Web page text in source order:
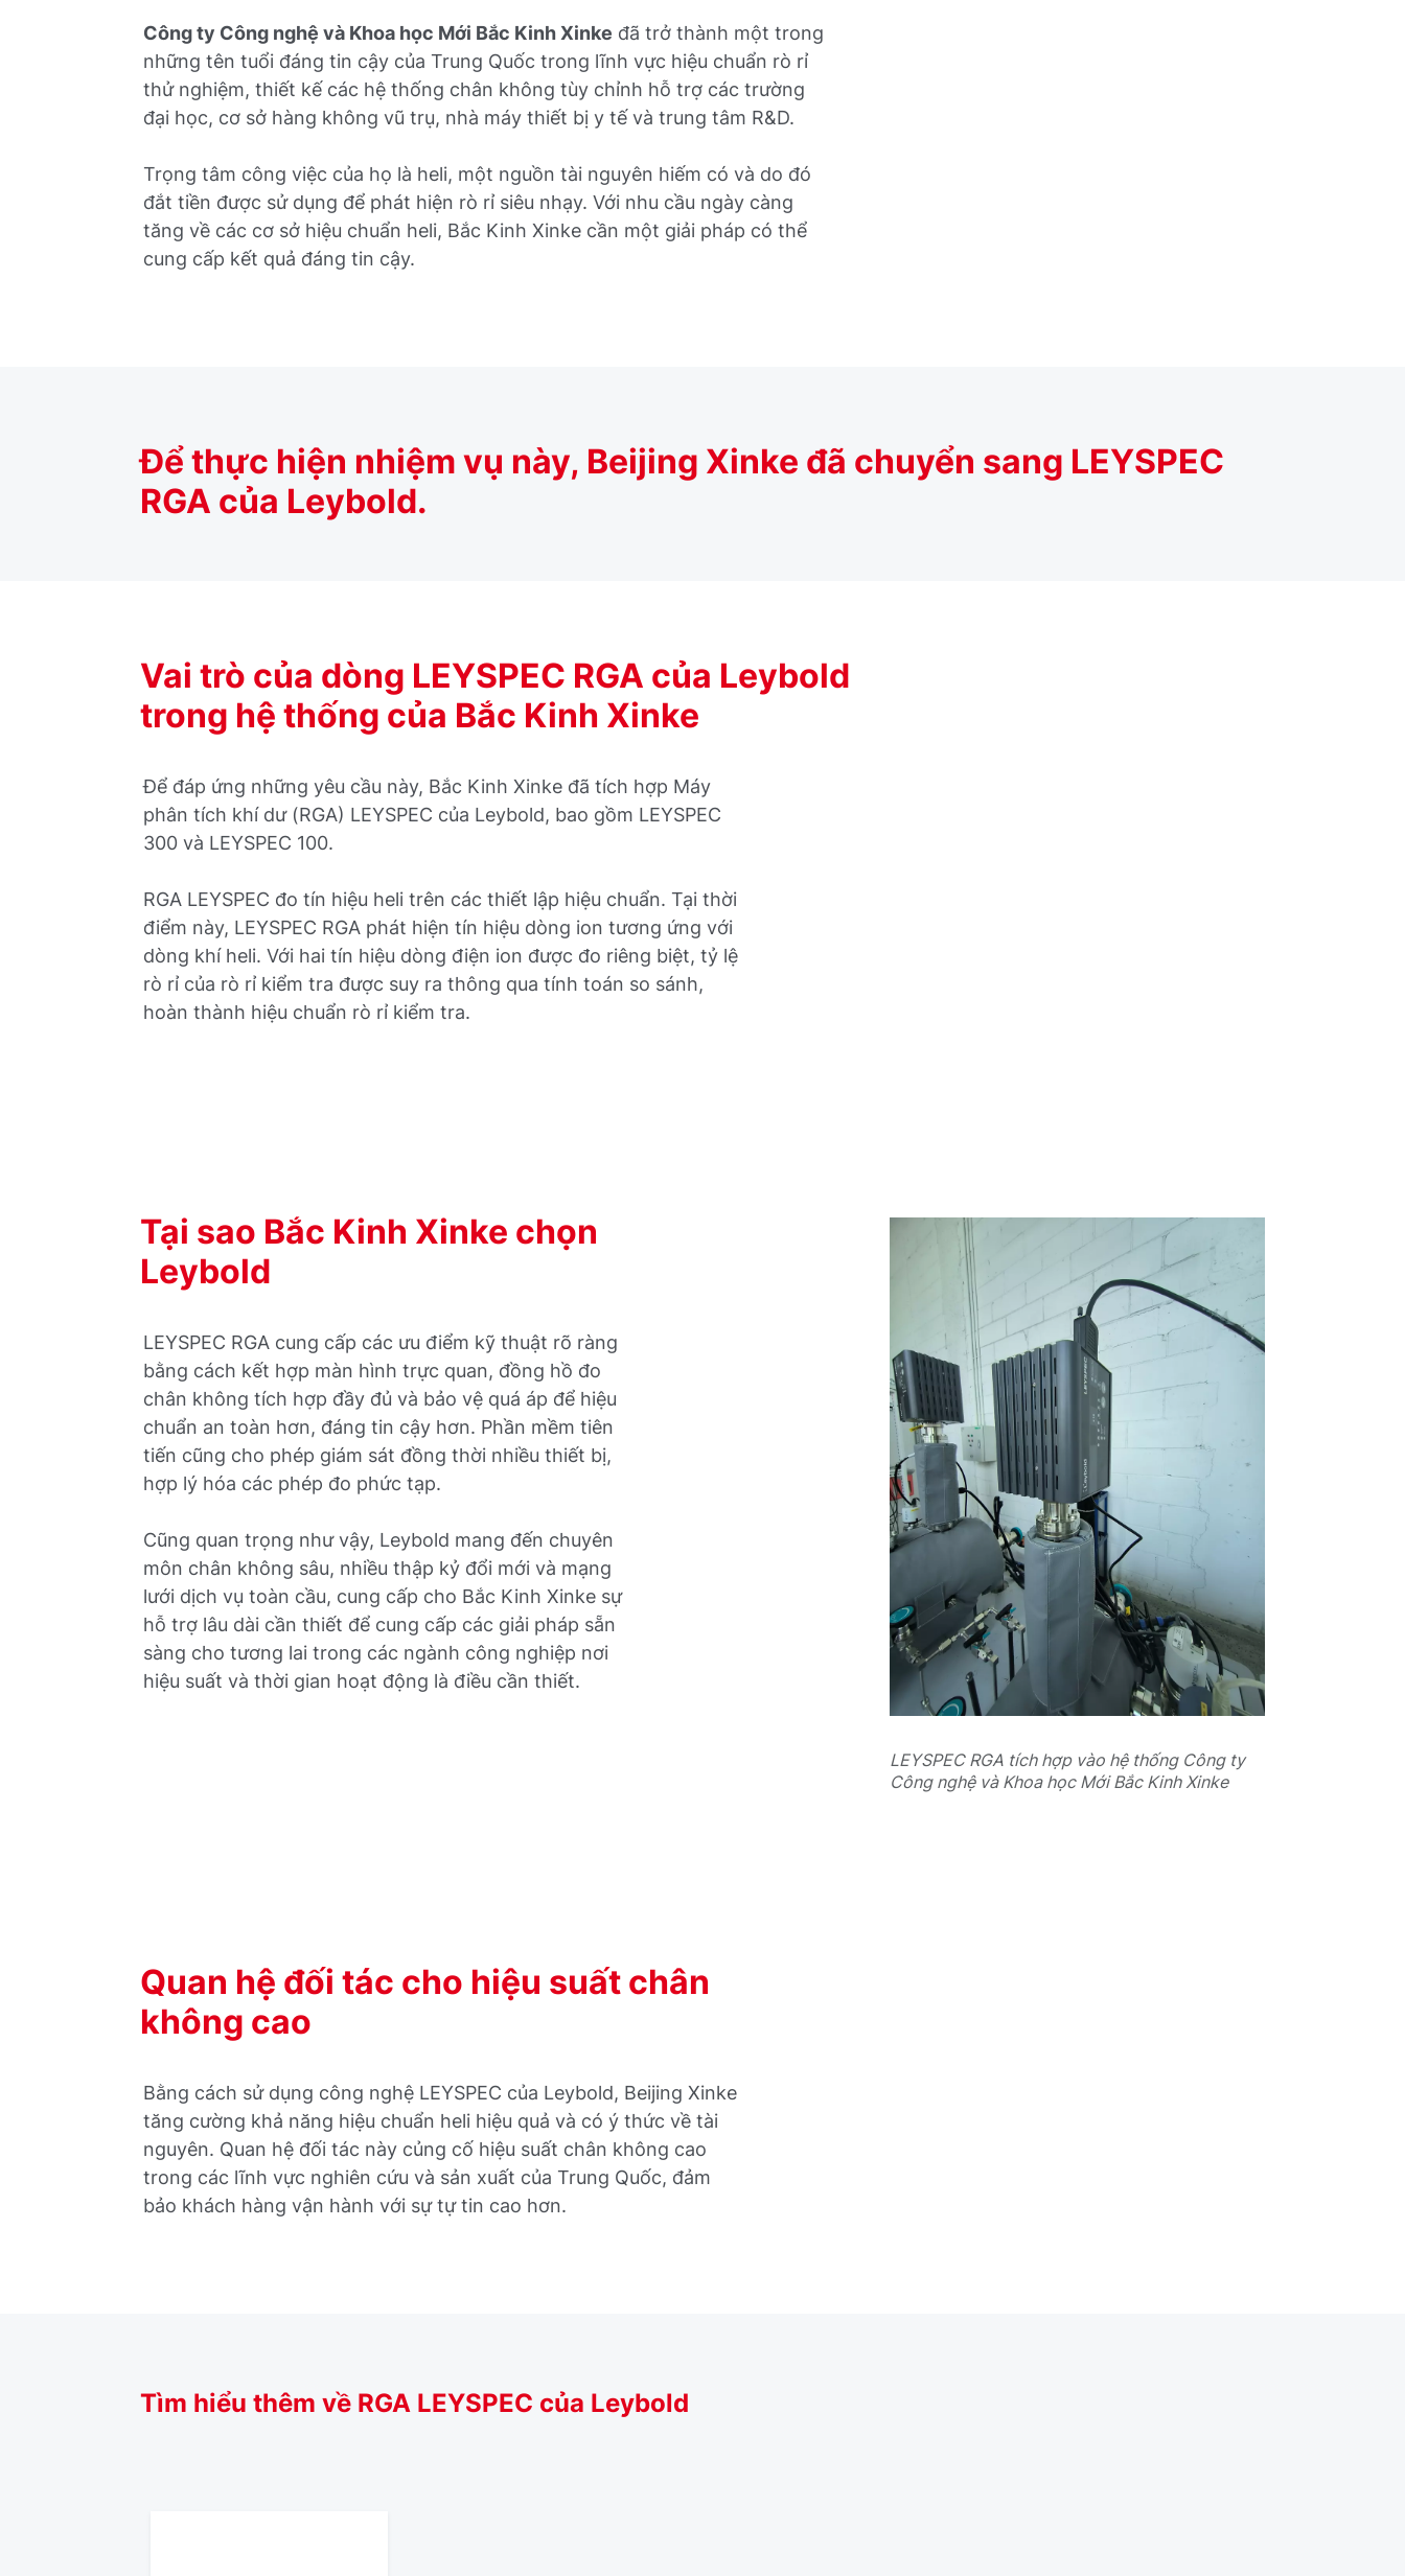
Công ty Công nghệ và Khoa học Mới Bắc Kinh Xinke đã trở thành một trong
những tên tuổi đáng tin cậy của Trung Quốc trong lĩnh vực hiệu chuẩn rò rỉ
thử nghiệm, thiết kế các hệ thống chân không tùy chỉnh hỗ trợ các trường
đại học, cơ sở hàng không vũ trụ, nhà máy thiết bị y tế và trung tâm R&D.
Trọng tâm công việc của họ là heli, một nguồn tài nguyên hiếm có và do đó
đắt tiền được sử dụng để phát hiện rò rỉ siêu nhạy. Với nhu cầu ngày càng
tăng về các cơ sở hiệu chuẩn heli, Bắc Kinh Xinke cần một giải pháp có thể
cung cấp kết quả đáng tin cậy.
Để thực hiện nhiệm vụ này, Beijing Xinke đã chuyển sang LEYSPEC
RGA của Leybold.
Vai trò của dòng LEYSPEC RGA của Leybold
trong hệ thống của Bắc Kinh Xinke
Để đáp ứng những yêu cầu này, Bắc Kinh Xinke đã tích hợp Máy
phân tích khí dư (RGA) LEYSPEC của Leybold, bao gồm LEYSPEC
300 và LEYSPEC 100.
RGA LEYSPEC đo tín hiệu heli trên các thiết lập hiệu chuẩn. Tại thời
điểm này, LEYSPEC RGA phát hiện tín hiệu dòng ion tương ứng với
dòng khí heli. Với hai tín hiệu dòng điện ion được đo riêng biệt, tỷ lệ
rò rỉ của rò rỉ kiểm tra được suy ra thông qua tính toán so sánh,
hoàn thành hiệu chuẩn rò rỉ kiểm tra.
Tại sao Bắc Kinh Xinke chọn
Leybold
LEYSPEC RGA cung cấp các ưu điểm kỹ thuật rõ ràng
bằng cách kết hợp màn hình trực quan, đồng hồ đo
chân không tích hợp đầy đủ và bảo vệ quá áp để hiệu
chuẩn an toàn hơn, đáng tin cậy hơn. Phần mềm tiên
tiến cũng cho phép giám sát đồng thời nhiều thiết bị,
hợp lý hóa các phép đo phức tạp.
Cũng quan trọng như vậy, Leybold mang đến chuyên
môn chân không sâu, nhiều thập kỷ đổi mới và mạng
lưới dịch vụ toàn cầu, cung cấp cho Bắc Kinh Xinke sự
hỗ trợ lâu dài cần thiết để cung cấp các giải pháp sẵn
sàng cho tương lai trong các ngành công nghiệp nơi
hiệu suất và thời gian hoạt động là điều cần thiết.
LEYSPEC RGA tích hợp vào hệ thống Công ty
Công nghệ và Khoa học Mới Bắc Kinh Xinke
Quan hệ đối tác cho hiệu suất chân
không cao
Bằng cách sử dụng công nghệ LEYSPEC của Leybold, Beijing Xinke
tăng cường khả năng hiệu chuẩn heli hiệu quả và có ý thức về tài
nguyên. Quan hệ đối tác này củng cố hiệu suất chân không cao
trong các lĩnh vực nghiên cứu và sản xuất của Trung Quốc, đảm
bảo khách hàng vận hành với sự tự tin cao hơn.
Tìm hiểu thêm về RGA LEYSPEC của Leybold